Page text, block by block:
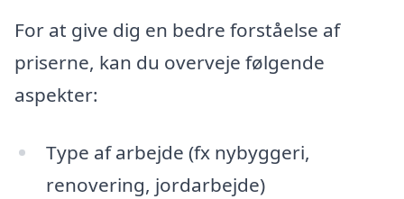
For at give dig en bedre forståelse af
priserne, kan du overveje følgende
aspekter:
Type af arbejde (fx nybyggeri,
renovering, jordarbejde)